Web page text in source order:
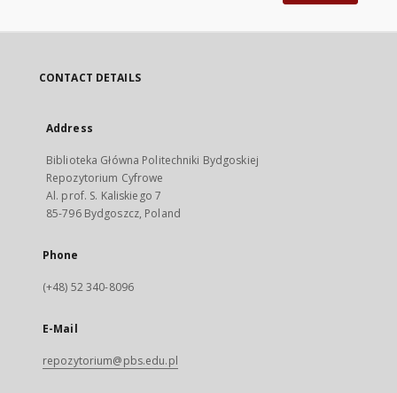
CONTACT DETAILS
Address
Biblioteka Główna Politechniki Bydgoskiej
Repozytorium Cyfrowe
Al. prof. S. Kaliskiego 7
85-796 Bydgoszcz, Poland
Phone
(+48) 52 340-8096
E-Mail
repozytorium@pbs.edu.pl